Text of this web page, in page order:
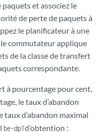
et associez le
de perte de paquets à
le planificateur à une
commutateur applique
de la classe de transfert
correspondante.
à pourcentage pour cent,
le taux d’abandon
taux d’abandon maximal
be-dp1d’obtention :